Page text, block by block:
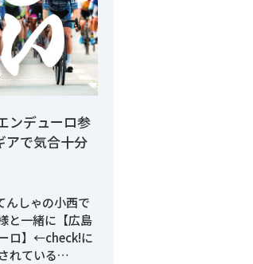
ンデューロ参
アで気合十分
んしゃの小西で
と一緒に【広島
ロ】←check!に
れている…